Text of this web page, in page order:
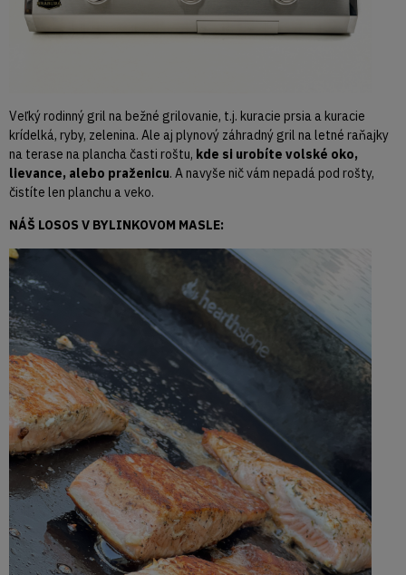
Veľký rodinný gril na bežné grilovanie, t.j. kuracie prsia a kuracie
krídelká, ryby, zelenina. Ale aj plynový záhradný gril na letné raňajky
na terase na plancha časti roštu, kde si urobíte volské oko,
lievance, alebo praženicu. A navyše nič vám nepadá pod rošty,
čistíte len planchu a veko.
NÁŠ LOSOS V BYLINKOVOM MASLE: